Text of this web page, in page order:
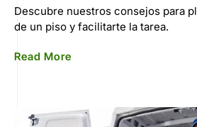
Descubre nuestros consejos para
de un piso y facilitarte la tarea.
Read More